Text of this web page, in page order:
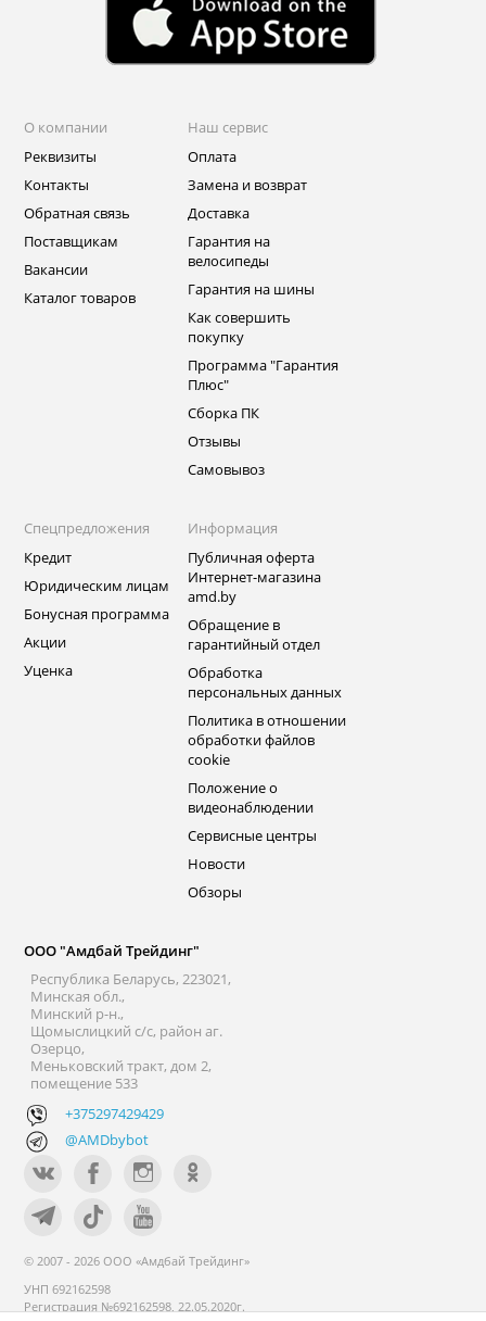
О компании
Реквизиты
Контакты
Обратная связь
Поставщикам
Вакансии
Каталог товаров
Наш сервис
Оплата
Замена и возврат
Доставка
Гарантия на
велосипеды
Гарантия на шины
Как совершить
покупку
Программа "Гарантия
Плюс"
Сборка ПК
Отзывы
Самовывоз
Спецпредложения
Кредит
Юридическим лицам
Бонусная программа
Акции
Уценка
Информация
Публичная оферта
Интернет-магазина
amd.by
Обращение в
гарантийный отдел
Обработка
персональных данных
Политика в отношении
обработки файлов
cookie
Положение о
видеонаблюдении
Сервисные центры
Новости
Обзоры
ООО "Амдбай Трейдинг"
Республика Беларусь, 223021,
Минская обл.,
Минский р-н.,
Щомыслицкий с/с, район аг.
Озерцо,
Меньковский тракт, дом 2,
помещение 533
+375297429429
@AMDbybot
© 2007 - 2026 ООО «Амдбай Трейдинг»
УНП 692162598
Регистрация №692162598, 22.05.2020г.